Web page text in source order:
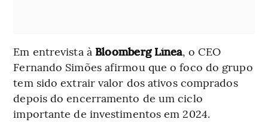
Em entrevista à Bloomberg Línea, o CEO
Fernando Simões afirmou que o foco do grupo
tem sido extrair valor dos ativos comprados
depois do encerramento de um ciclo
importante de investimentos em 2024.